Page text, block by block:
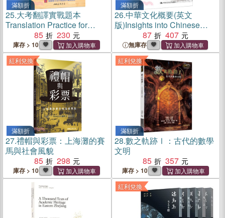
滿額折
25.大考翻譯實戰題本
Translation Practice for
CEE(附解析夾冊)(增訂四版)
85 230
庫存 > 10
滿額折
26.中華文化概要(英文
版)Insights into Chinese
Culture（簡體書）
87 407
無庫存
紅利兌換
滿額折
27.禮帽與彩票：上海灘的賽
馬與社會風貌
85
298
庫存 > 10
紅利兌換
滿額折
28.數之軌跡Ⅰ：古代的數學
文明
85
357
庫存 > 10
紅利兌換